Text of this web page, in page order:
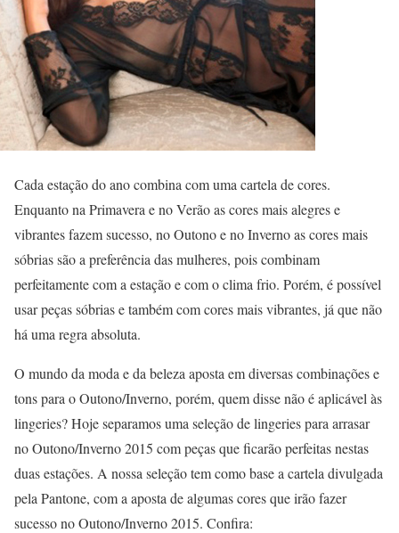
Cada estação do ano combina com uma cartela de cores.
Enquanto na Primavera e no Verão as cores mais alegres e
vibrantes fazem sucesso, no Outono e no Inverno as cores mais
sóbrias são a preferência das mulheres, pois combinam
perfeitamente com a estação e com o clima frio. Porém, é possível
usar peças sóbrias e também com cores mais vibrantes, já que não
há uma regra absoluta.
O mundo da moda e da beleza aposta em diversas combinações e
tons para o Outono/Inverno, porém, quem disse não é aplicável às
lingeries? Hoje separamos uma seleção de lingeries para arrasar
no Outono/Inverno 2015 com peças que ficarão perfeitas nestas
duas estações. A nossa seleção tem como base a cartela divulgada
pela Pantone, com a aposta de algumas cores que irão fazer
sucesso no Outono/Inverno 2015. Confira: